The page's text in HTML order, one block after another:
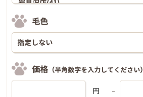
毛色
価格 （半角数字を入力してください）
円